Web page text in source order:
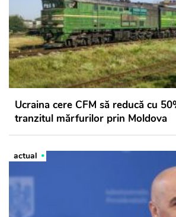
Ucraina cere CFM să reducă cu
tranzitul mărfurilor prin Moldova
actual